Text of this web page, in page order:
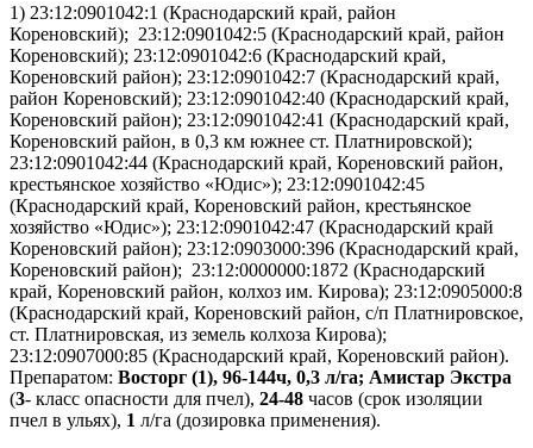
1) 23:12:0901042:1 (Краснодарский край, район
Кореновский); 23:12:0901042:5 (Краснодарский край, район
Кореновский); 23:12:0901042:6 (Краснодарский край,
Кореновский район); 23:12:0901042:7 (Краснодарский край,
район Кореновский); 23:12:0901042:40 (Краснодарский край,
Кореновский район); 23:12:0901042:41 (Краснодарский край,
Кореновский район, в 0,3 км южнее ст. Платнировской);
23:12:0901042:44 (Краснодарский край, Кореновский район,
крестьянское хозяйство «Юдис»); 23:12:0901042:45
(Краснодарский край, Кореновский район, крестьянское
хозяйство «Юдис»); 23:12:0901042:47 (Краснодарский край
Кореновский район); 23:12:0903000:396 (Краснодарский край,
Кореновский район); 23:12:0000000:1872 (Краснодарский
край, Кореновский район, колхоз им. Кирова); 23:12:0905000:8
(Краснодарский край, Кореновский район, с/п Платнировское,
ст. Платнировская, из земель колхоза Кирова);
23:12:0907000:85 (Краснодарский край, Кореновский район).
Препаратом: Восторг (1), 96-144ч, 0,3 л/га; Амистар Экстра
(3- класс опасности для пчел), 24-48 часов (срок изоляции
пчел в ульях), 1 л/га (дозировка применения).